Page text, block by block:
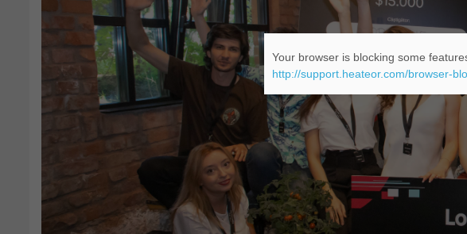
Your browser is blocking some
http://support.heateor.com/browser-